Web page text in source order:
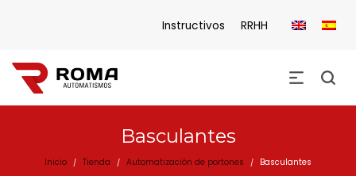
Instructivos RRHH
Basculantes
Inicio / Tienda / Automatización de portones / Basculantes